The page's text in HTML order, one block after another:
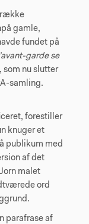
række
gamle,
fundet på
garde se
som nu slutter
samling.
forestiller
knuger et
publikum med
af det
malet
ord
parafrase af